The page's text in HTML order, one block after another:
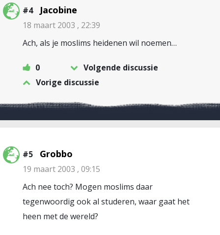
#4 Jacobine
18 maart 2003 , 22:39
Ach, als je moslims heidenen wil noemen…
0
Volgende discussie
Vorige discussie
#5 Grobbo
19 maart 2003 , 09:15
Ach nee toch? Mogen moslims daar
tegenwoordig ook al studeren, waar gaat het
heen met de wereld?